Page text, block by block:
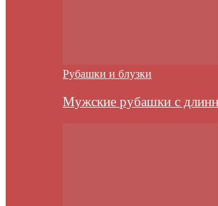
Рубашки и блузки
Мужские рубашки с